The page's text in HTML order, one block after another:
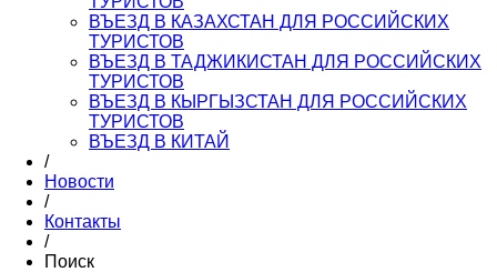
ВЪЕЗД В КАЗАХСТАН ДЛЯ РОССИЙСКИХ
ТУРИСТОВ
ВЪЕЗД В ТАДЖИКИСТАН ДЛЯ РОССИЙСКИХ
ТУРИСТОВ
ВЪЕЗД В КЫРГЫЗСТАН ДЛЯ РОССИЙСКИХ
ТУРИСТОВ
ВЪЕЗД В КИТАЙ
/
Новости
/
Контакты
/
Поиск